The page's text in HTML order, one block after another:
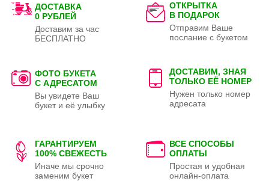
ДОСТАВКА
0 РУБЛЕЙ
Доставим за час
БЕСПЛАТНО
ОТКРЫТКА
В ПОДАРОК
Отправим Ваше
послание с букетом
ФОТО БУКЕТА
С АДРЕСАТОМ
Вы увидете Ваш
букет и её улыбку
ДОСТАВИМ, ЗНАЯ
ТОЛЬКО ЕЁ НОМЕР
Нужен только номер
адресата
ГАРАНТИРУЕМ
100% СВЕЖЕСТЬ
Иначе мы срочно
заменим букет
ВСЕ СПОСОБЫ
ОПЛАТЫ
Простая и удобная
онлайн-оплата